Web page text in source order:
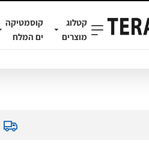
קטלוג
מוצרים
קוסמטיקה
ים המלח